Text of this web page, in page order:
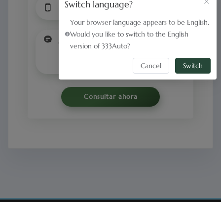
Consultar ahora
Switch language?
Your browser language appears to be English.
Would you like to switch to the English
version of 333Auto?
Cancel Switch